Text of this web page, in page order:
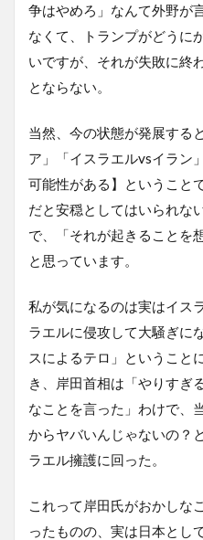
争はやめろ」なんて外野が
なくて、トランプがどうに
いですが、それが失敗に終
とならない。
当然、今の状態が発展する
ア」「イスラエルvsイラン
可能性がある】ということ
だと安穏としてはいられな
で、「それが起きることを
と思っています。
私が気になるのは実はイス
ラエルに侵攻して大騒ぎに
スによるテロ」ということ
き、岸田首相は「やりすぎ
なことを言った」わけで、
からヤバいんじゃないの？
ラエル擁護に回った。
これって岸田氏がおかしな
ったものの、実は日本とし